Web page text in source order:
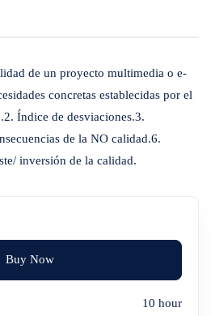
de un proyecto multimedia o e-
concretas establecidas por el
Índice de desviaciones.3.
de la NO calidad.6.
inversión de la calidad.
Buy Now
10 hour